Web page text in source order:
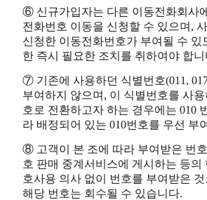
⑥ 신규가입자는 다른 이동전화회사
전화번호 이동을 신청할 수 있으며,
신청한 이동전화번호가 부여될 수 있
한 즉시 필요한 조치를 취하여야 합니
⑦ 기존에 사용하던 식별번호(011,
부여하지 않으며, 이 식별번호를 사용
호로 전환하고자 하는 경우에는 010
라 배정되어 있는 010번호를 우선 부
⑧ 고객이 본 조에 따라 부여받은 번
호 판매 중계서비스에 게시하는 등의
호사용 의사 없이 번호를 부여받은
해당 번호는 회수될 수 있습니다.